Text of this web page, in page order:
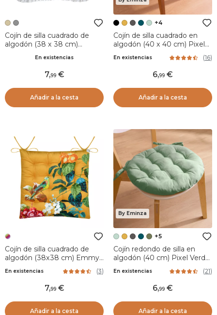
Cojín de silla cuadrado de
algodón (38 x 38 cm)
En existencias
7,99
Añadir a la cesta
+4
Cojín de silla cuadrado en
algodón (40 x 40 cm) Pixel
En existencias (16)
6,99
Añadir a la cesta
Cojín de silla cuadrado de
algodón (38x38 cm) Emmy
En existencias (3)
7,99
Añadir a la cesta
By Eminza
+5
Cojín redondo de silla en
algodón (40 cm) Pixel Verde
En existencias (21)
6,99
Añadir a la cesta